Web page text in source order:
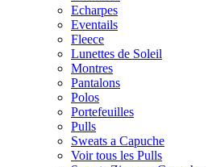
Echarpes
Eventails
Fleece
Lunettes de Soleil
Montres
Pantalons
Polos
Portefeuilles
Pulls
Sweats a Capuche
Voir tous les Pulls